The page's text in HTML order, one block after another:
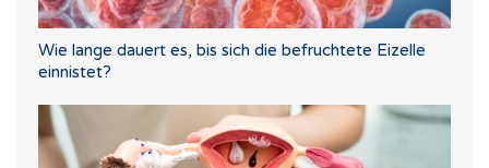
Wie lange dauert es, bis sich die befruchtete Eizelle
einnistet?